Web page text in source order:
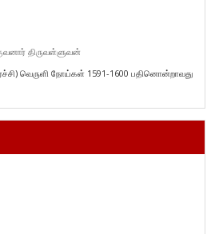
திருவள்ளுவன்
வெருளி நோய்கள் 1591-1600 பதினொன்றாவது